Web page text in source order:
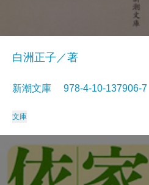
白洲正子／著
新潮文庫 978-4-10-
文庫